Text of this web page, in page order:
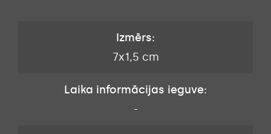
Izmērs:
7x1,5 cm
Laika informācijas ieguve:
-